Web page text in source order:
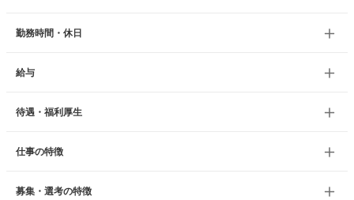
勤務時間・休日
給与
待遇・福利厚生
仕事の特徴
募集・選考の特徴